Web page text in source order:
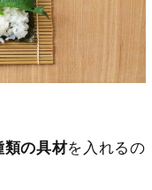
類の具材を入れるの